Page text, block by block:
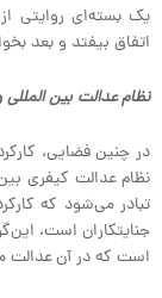
یک بسته‌ای روایتی
اتفاق بیفتد و بعد
نظام عدالت بین
در چنین فضایی،
نظام عدالت کیفری
تبادر می‌شود که
جنایتکاران است،
است که در آن